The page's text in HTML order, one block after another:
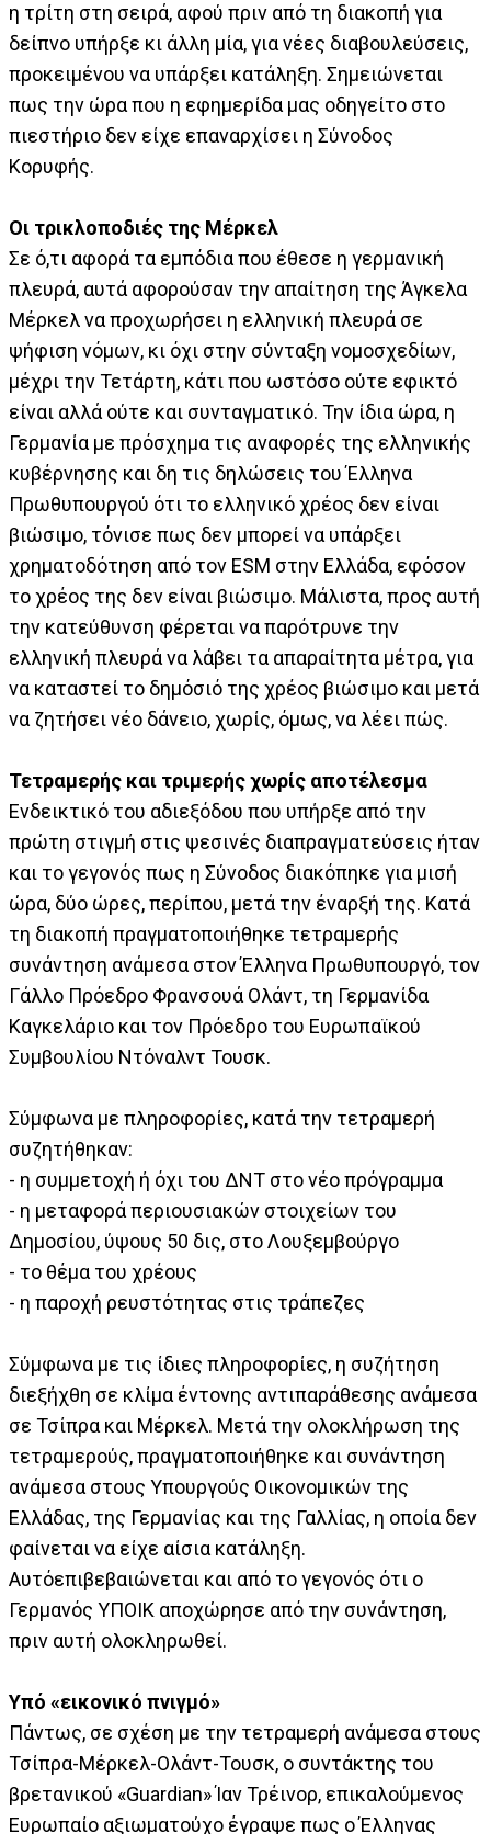
η τρίτη στη σειρά, αφού πριν από τη διακοπή για
δείπνο υπήρξε κι άλλη μία, για νέες διαβουλεύσεις,
προκειμένου να υπάρξει κατάληξη. Σημειώνεται
πως την ώρα που η εφημερίδα μας οδηγείτο στο
πιεστήριο δεν είχε επαναρχίσει η Σύνοδος
Κορυφής.
Οι τρικλοποδιές της Μέρκελ
Σε ό,τι αφορά τα εμπόδια που έθεσε η γερμανική
πλευρά, αυτά αφορούσαν την απαίτηση της Άγκελα
Μέρκελ να προχωρήσει η ελληνική πλευρά σε
ψήφιση νόμων, κι όχι στην σύνταξη νομοσχεδίων,
μέχρι την Τετάρτη, κάτι που ωστόσο ούτε εφικτό
είναι αλλά ούτε και συνταγματικό. Την ίδια ώρα, η
Γερμανία με πρόσχημα τις αναφορές της ελληνικής
κυβέρνησης και δη τις δηλώσεις του Έλληνα
Πρωθυπουργού ότι το ελληνικό χρέος δεν είναι
βιώσιμο, τόνισε πως δεν μπορεί να υπάρξει
χρηματοδότηση από τον ESM στην Ελλάδα, εφόσον
το χρέος της δεν είναι βιώσιμο. Μάλιστα, προς αυτή
την κατεύθυνση φέρεται να παρότρυνε την
ελληνική πλευρά να λάβει τα απαραίτητα μέτρα, για
να καταστεί το δημόσιό της χρέος βιώσιμο και μετά
να ζητήσει νέο δάνειο, χωρίς, όμως, να λέει πώς.
Τετραμερής και τριμερής χωρίς αποτέλεσμα
Ενδεικτικό του αδιεξόδου που υπήρξε από την
πρώτη στιγμή στις ψεσινές διαπραγματεύσεις ήταν
και το γεγονός πως η Σύνοδος διακόπηκε για μισή
ώρα, δύο ώρες, περίπου, μετά την έναρξή της. Κατά
τη διακοπή πραγματοποιήθηκε τετραμερής
συνάντηση ανάμεσα στον Έλληνα Πρωθυπουργό, τον
Γάλλο Πρόεδρο Φρανσουά Ολάντ, τη Γερμανίδα
Καγκελάριο και τον Πρόεδρο του Ευρωπαϊκού
Συμβουλίου Ντόναλντ Τουσκ.
Σύμφωνα με πληροφορίες, κατά την τετραμερή
συζητήθηκαν:
- η συμμετοχή ή όχι του ΔΝΤ στο νέο πρόγραμμα
- η μεταφορά περιουσιακών στοιχείων του
Δημοσίου, ύψους 50 δις, στο Λουξεμβούργο
- το θέμα του χρέους
- η παροχή ρευστότητας στις τράπεζες
Σύμφωνα με τις ίδιες πληροφορίες, η συζήτηση
διεξήχθη σε κλίμα έντονης αντιπαράθεσης ανάμεσα
σε Τσίπρα και Μέρκελ. Μετά την ολοκλήρωση της
τετραμερούς, πραγματοποιήθηκε και συνάντηση
ανάμεσα στους Υπουργούς Οικονομικών της
Ελλάδας, της Γερμανίας και της Γαλλίας, η οποία δεν
φαίνεται να είχε αίσια κατάληξη.
Αυτόεπιβεβαιώνεται και από το γεγονός ότι ο
Γερμανός ΥΠΟΙΚ αποχώρησε από την συνάντηση,
πριν αυτή ολοκληρωθεί.
Υπό «εικονικό πνιγμό»
Πάντως, σε σχέση με την τετραμερή ανάμεσα στους
Τσίπρα-Μέρκελ-Ολάντ-Τουσκ, ο συντάκτης του
βρετανικού «Guardian» Ίαν Τρέινορ, επικαλούμενος
Ευρωπαίο αξιωματούχο έγραψε πως ο Έλληνας